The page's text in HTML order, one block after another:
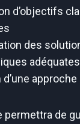
d’objectifs
des
adéquates
d’une
permettra de